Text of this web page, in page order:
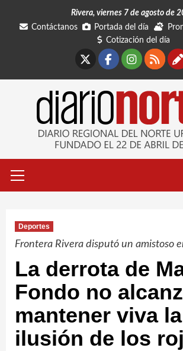
Rivera, viernes 7 de agosto de
Contáctanos
Portada del día
Cotización del día
Facebook
RSS
primario
Deportes
Frontera Rivera disputó un amistoso
La derrota de
Fondo no
mantener viva la
ilusión de los